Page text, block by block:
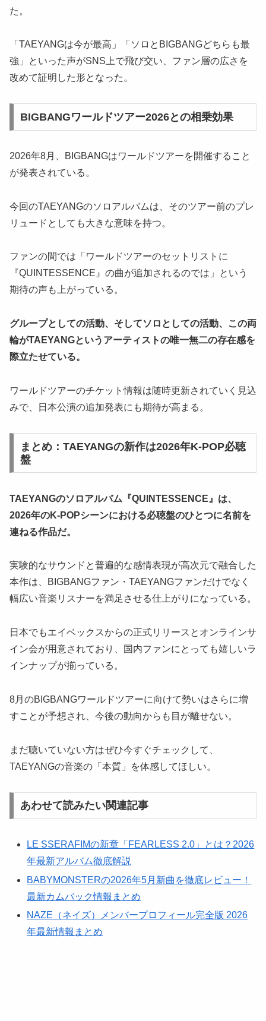
た。
「TAEYANGは今が最高」「ソロとBIGBANGどちらも最
強」といった声がSNS上で飛び交い、ファン層の広さを
改めて証明した形となった。
BIGBANGワールドツアー2026との相乗効果
2026年8月、BIGBANGはワールドツアーを開催すること
が発表されている。
今回のTAEYANGのソロアルバムは、そのツアー前のプレ
リュードとしても大きな意味を持つ。
ファンの間では「ワールドツアーのセットリストに
『QUINTESSENCE』の曲が追加されるのでは」という
期待の声も上がっている。
グループとしての活動、そしてソロとしての活動、この両
輪がTAEYANGというアーティストの唯一無二の存在感を
際立たせている。
ワールドツアーのチケット情報は随時更新されていく見込
みで、日本公演の追加発表にも期待が高まる。
まとめ：TAEYANGの新作は2026年K-POP必聴
盤
TAEYANGのソロアルバム『QUINTESSENCE』は、
2026年のK-POPシーンにおける必聴盤のひとつに名前を
連ねる作品だ。
実験的なサウンドと普遍的な感情表現が高次元で融合した
本作は、BIGBANGファン・TAEYANGファンだけでなく
幅広い音楽リスナーを満足させる仕上がりになっている。
日本でもエイベックスからの正式リリースとオンラインサ
イン会が用意されており、国内ファンにとっても嬉しいラ
インナップが揃っている。
8月のBIGBANGワールドツアーに向けて勢いはさらに増
すことが予想され、今後の動向からも目が離せない。
まだ聴いていない方はぜひ今すぐチェックして、
TAEYANGの音楽の「本質」を体感してほしい。
あわせて読みたい関連記事
LE SSERAFIMの新章「FEARLESS 2.0」とは？2026
年最新アルバム徹底解説
BABYMONSTERの2026年5月新曲を徹底レビュー！
最新カムバック情報まとめ
NAZE（ネイズ）メンバープロフィール完全版 2026
年最新情報まとめ